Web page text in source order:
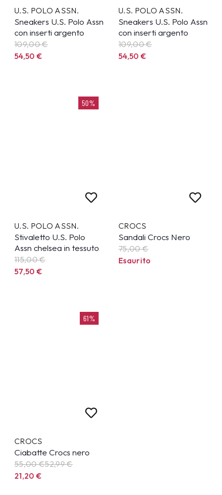
U.S. POLO ASSN.
Sneakers U.S. Polo Assn
con inserti argento
109,00€
54,50€
U.S. POLO ASSN.
Sneakers U.S. Polo Assn
con inserti argento
109,00€
54,50€
50%
U.S. POLO ASSN.
Stivaletto U.S. Polo
Assn chelsea in tessuto
115,00€
57,50€
CROCS
Sandali Crocs Nero
75,00 €
Esaurito
61%
CROCS
Ciabatte Crocs nero
55,00 €52,99€
21,20€